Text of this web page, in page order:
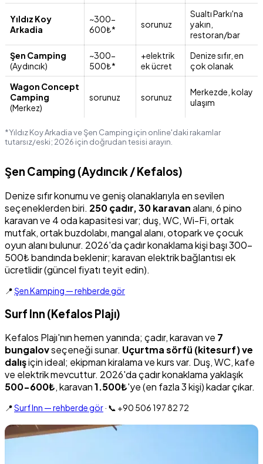
Yıldız Koy
Arkadia
~300-
600₺*
sorunuz
Sualtı Parkı'na
yakın,
restoran/bar
Şen Camping
(Aydıncık)
~300-
500₺*
+elektrik
ek ücret
Denize sıfır, en
çok olanak
Wagon Concept
Camping
(Merkez)
sorunuz sorunuz
Merkezde, kolay
ulaşım
*Yıldız Koy Arkadia ve Şen Camping için online'daki rakamlar
tutarsız/eski; 2026 için doğrudan tesisi arayın.
Şen Camping (Aydıncık / Kefalos)
Denize sıfır konumu ve geniş olanaklarıyla en sevilen
seçeneklerden biri. 250 çadır, 30 karavanalanı, 6 pino
karavan ve 4 oda kapasitesi var; duş, WC, Wi-Fi, ortak
mutfak, ortak buzdolabı, mangal alanı, otopark ve çocuk
oyun alanı bulunur. 2026'da çadır konaklama kişi başı 300-
500₺ bandında beklenir; karavan elektrik bağlantısı ek
ücretlidir (güncel fiyatı teyit edin).
📍 Şen Kamping — rehberde gör
Surf Inn (Kefalos Plajı)
Kefalos Plajı'nın hemen yanında; çadır, karavan ve 7
bungalovseçeneği sunar. Uçurtma sörfü (kitesurf) ve
dalışiçin ideal; ekipman kiralama ve kurs var. Duş, WC, kafe
ve elektrik mevcuttur. 2026'da çadır konaklama yaklaşık
500-600₺, karavan1.500₺'ye (en fazla 3 kişi) kadar çıkar.
📍Surf Inn — rehberde gör· 📞 +90 506 197 82 72